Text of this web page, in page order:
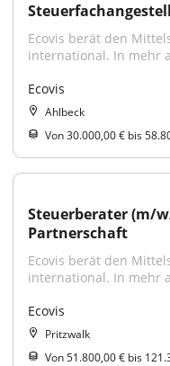
Ecovis berät den
international. In mehr
Ecovis
Ahlbeck
Von 30.000,00 € bis
Steuerberater (m/
Partnerschaft
Ecovis berät den
international. In mehr
Ecovis
Pritzwalk
Von 51.800,00 € bis